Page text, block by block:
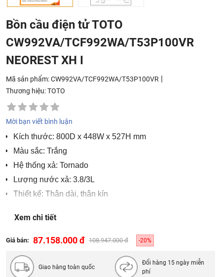
Bồn cầu điện tử TOTO
CW992VA/TCF992WA/T53P100VR
NEOREST XH I
Mã sản phẩm: CW992VA/TCF992WA/T53P100VR |
Thương hiệu:TOTO
Mời bạn viết bình luận
Kích thước: 800D x 448W x 527H mm
Màu sắc: Trắng
Hệ thống xả: Tornado
Lượng nước xả: 3.8/3L
Thiết kế: Thân dài, thân kín
Áp lực nước: 0.05 ~ 0.75 MPa
Nguồn điện: 220V, 50/60Hz
Lưu ý: Bao gồm bích nối sàn, van dừng
Xem chi tiết
Giá bán: 87.158.000 đ 108.947.000 đ -20%
Giao hàng toàn quốc
Đổi hàng 15 ngày miễn
phí